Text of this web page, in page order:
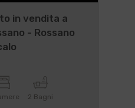
in vendita a
- Rossano
2 Bagni